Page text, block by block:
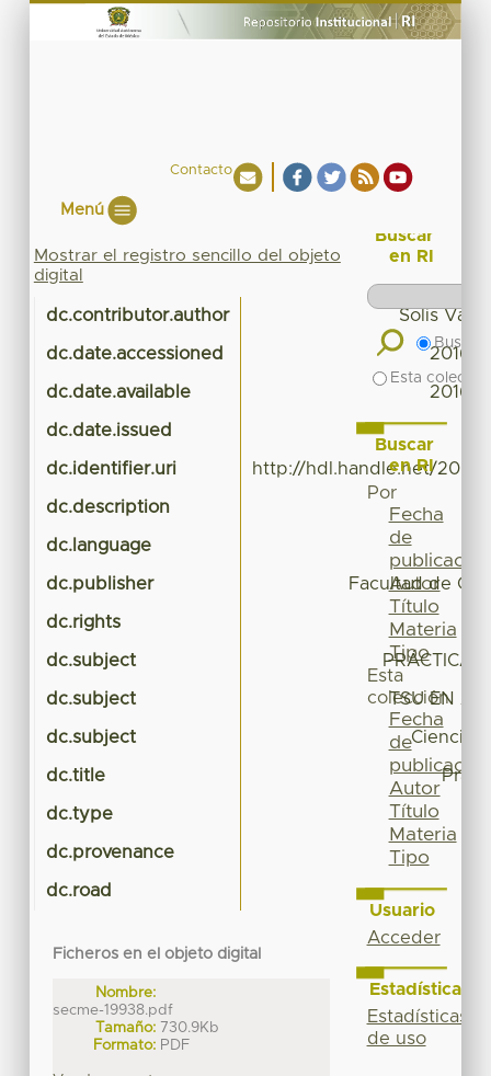
Contacto
Menú
Mostrar el registro sencillo del objeto
digital
dc.contributor.author Solis
dc.date.accessioned 2016-
dc.date.available 2016-
dc.date.issued
dc.identifier.uri http://hdl.handle.net/
dc.description
dc.language
dc.publisher Facultad de
dc.rights
dc.subject PRÁCTICA
dc.subject TSU EN
dc.subject Ciencias
dc.title
dc.type
dc.provenance
dc.road
Ficheros en el objeto digital
Nombre:
secme-19938.pdf
Tamaño: 730.9Kb
Formato: PDF
Buscar
en RI
Buscar
Esta
Buscar
en RI
Por
Fecha
de
publicación
Autor
Título
Materia
Tipo
Esta
colección
Fecha
de
publicación
Autor
Título
Materia
Tipo
Usuario
Acceder
Estadísticas
Estadísticas
de uso